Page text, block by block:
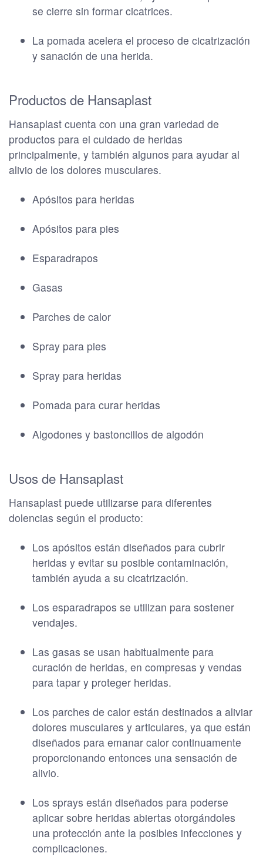
se cierre sin formar cicatrices.
La pomada acelera el proceso de cicatrización
y sanación de una herida.
Productos de Hansaplast
Hansaplast cuenta con una gran variedad de
productos para el cuidado de heridas
principalmente, y también algunos para ayudar al
alivio de los dolores musculares.
Apósitos para heridas
Apósitos para pies
Esparadrapos
Gasas
Parches de calor
Spray para pies
Spray para heridas
Pomada para curar heridas
Algodones y bastoncillos de algodón
Usos de Hansaplast
Hansaplast puede utilizarse para diferentes
dolencias según el producto:
Los apósitos están diseñados para cubrir
heridas y evitar su posible contaminación,
también ayuda a su cicatrización.
Los esparadrapos se utilizan para sostener
vendajes.
Las gasas se usan habitualmente para
curación de heridas, en compresas y vendas
para tapar y proteger heridas.
Los parches de calor están destinados a aliviar
dolores musculares y articulares, ya que están
diseñados para emanar calor continuamente
proporcionando entonces una sensación de
alivio.
Los sprays están diseñados para poderse
aplicar sobre heridas abiertas otorgándoles
una protección ante la posibles infecciones y
complicaciones.